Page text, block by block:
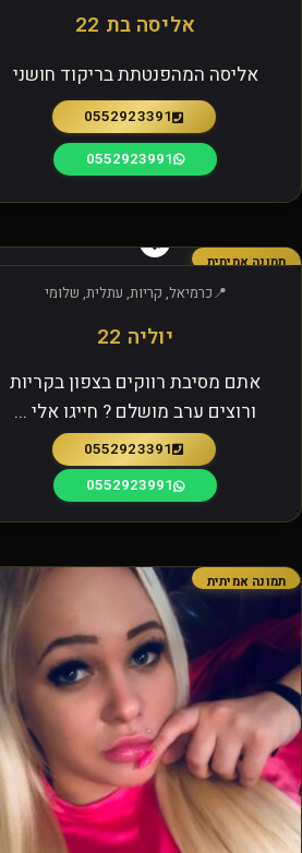
אליסה בת 22
אליסה המהפנטתת בריקוד חושני
0552923391
0552923991
תמונה אמיתית
כרמיאל, קריות, עתלית, שלומי
יוליה 22
אתם מסיבת רווקים בצפון בקריות
ורוצים ערב מושלם ? חייגו אלי ...
0552923391
0552923991
תמונה אמיתית